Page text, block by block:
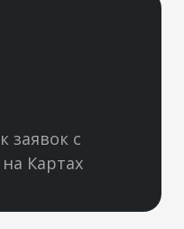
заявок с
Картах